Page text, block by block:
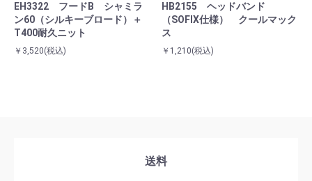
EH3322 フードB シャミラ
ン60（シルキーブロード）＋
T400耐久ニット
￥3,520(税込)
HB2155 ヘッドバンド
（SOFIX仕様） クールマック
ス
￥1,210(税込)
送料